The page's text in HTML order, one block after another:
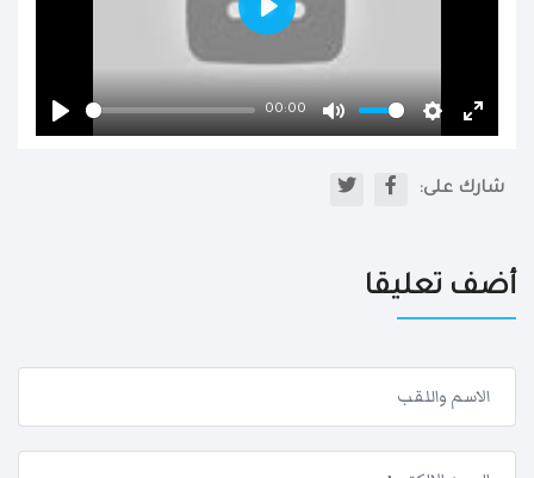
Play
00:00
Mute Settings
Enter
Play
شارك على:
أضف تعليقا